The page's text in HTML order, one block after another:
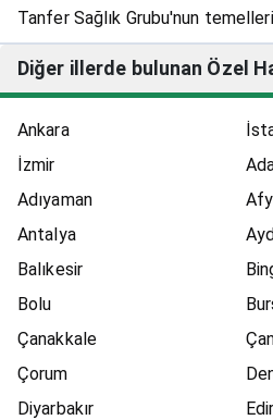
Tanfer Sağlık Grubu'nun
yılında Tanfer Klinik, 2016
Aesthetıc, 2019 yılında Özel
etmekteyiz.Hastanemizde...
Diğer illerde bulunan Özel
Ankara
İzmir
Adıyaman
Antalya
Balıkesir
Bolu
Çanakkale
Çorum
Diyarbakır